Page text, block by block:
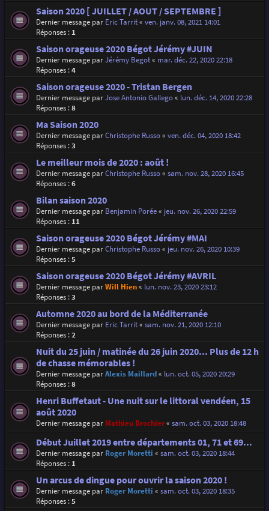
Saison 2020 [ JUILLET / AOUT / SEPTEMBRE ]
Dernier message par Eric Tarrit« ven. janv. 08, 2021 14:01
Réponses : 1
Saison orageuse 2020 Bégot Jérémy #JUIN
Dernier message parJérémy Begot« mar. déc. 22, 2020 22:18
Réponses :4
Saison orageuse 2020 - Tristan Bergen
Dernier message parJose Antonio Gallego« lun. déc. 14, 2020 22:28
Réponses :8
Ma Saison 2020
Dernier message parChristophe Russo« ven. déc. 04, 2020 18:42
Réponses :3
Le meilleur mois de 2020 : août !
Dernier message parChristophe Russo« sam. nov. 28, 2020 16:45
Réponses :6
Bilan saison 2020
Dernier message par Benjamin Porée« jeu. nov. 26, 2020 22:59
Réponses : 11
Saison orageuse 2020 Bégot Jérémy #MAI
Dernier message parChristophe Russo« jeu. nov. 26, 2020 10:39
Réponses :5
Saison orageuse 2020 Bégot Jérémy #AVRIL
Dernier message parWill Hien« lun. nov. 23, 2020 23:12
Réponses :3
Automne 2020 au bord de la Méditerranée
Dernier message par Eric Tarrit« sam. nov. 21, 2020 12:10
Réponses :2
Nuit du 25 juin / matinée du 26 juin 2020... Plus de 12 h
de chasse mémorables !
Dernier message parAlexis Maillard« lun. oct. 05, 2020 20:29
Réponses :8
Henri Buffetaut - Une nuit sur le littoral vendéen, 15
août 2020
Dernier message par Mathieu Brochier« sam. oct. 03, 2020 18:48
Début Juillet 2019 entre départements 01, 71 et 69...
Dernier message par Roger Moretti « sam. oct. 03, 2020 18:44
Réponses : 1
Un arcus de dingue pour ouvrir la saison 2020 !
Dernier message par Roger Moretti « sam. oct. 03, 2020 18:35
Réponses :5